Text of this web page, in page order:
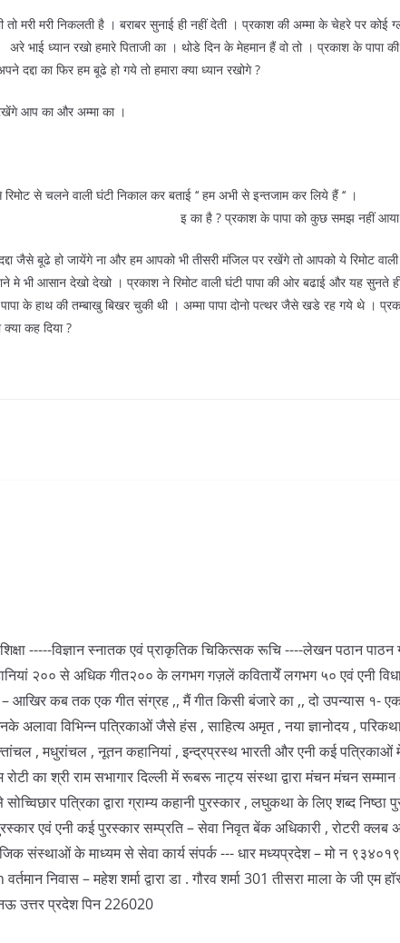
मरी मरी निकलती है । बराबर सुनाई ही नहीं देती । प्रकाश की अम्मा के चेहरे पर
पिताजी का । थोडे दिन के मेहमान हैं वो तो । प्रकाश के पापा की
दद्दा का फिर हम बूढे हो गये तो हमारा क्या ध्यान रखोगे ?
रखेंगे आप का और अम्मा का ।
से चलने वाली घंटी निकाल कर बताई ‘‘ हम अभी से इन्तजाम कर लिये हैं ‘‘ ।
के पापा को कुछ समझ नहीं आया
जैसे बूढे हो जायेंगे ना और हम आपको भी तीसरी मंजिल पर रखेंगे तो आपको ये रिमोट
भी आसान देखो देखो । प्रकाश ने रिमोट वाली घंटी पापा की ओर बढाई और यह सुनते
के हाथ की तम्बाखु बिखर चुकी थी । अम्मा पापा दोनो पत्थर जैसे खडे रह गये थे ।
कह दिया ?
-----विज्ञान स्नातक एवं प्राकृतिक चिकित्सक रूचि ----लेखन पठान पाठन
२०० से अधिक गीत२०० के लगभग गज़लें कवितायेँ लगभग ५० एवं एनी
२ – आखिर कब तक एक गीत संग्रह ,, मैं गीत किसी बंजारे का ,, दो उपन्यास
विभिन्न पत्रिकाओं जैसे हंस , साहित्य अमृत , नया ज्ञानोदय ,
, मधुरांचल , नूतन कहानियां , इन्द्रप्रस्थ भारती और एनी कई
का श्री राम सभागार दिल्ली में रूबरू नाट्य संस्था द्वारा मंचन मंचन
पत्रिका द्वारा ग्राम्य कहानी पुरस्कार , लघुकथा के लिए शब्द निष्ठा
पुरस्कार एवं एनी कई पुरस्कार सम्प्रति – सेवा निवृत बेंक अधिकारी , रोटरी क्लब
संस्थाओं के माध्यम से सेवा कार्य संपर्क --- धार मध्यप्रदेश – मो न
निवास – महेश शर्मा द्वारा डा . गौरव शर्मा 301 तीसरा माला के जी एम
उत्तर प्रदेश पिन 226020